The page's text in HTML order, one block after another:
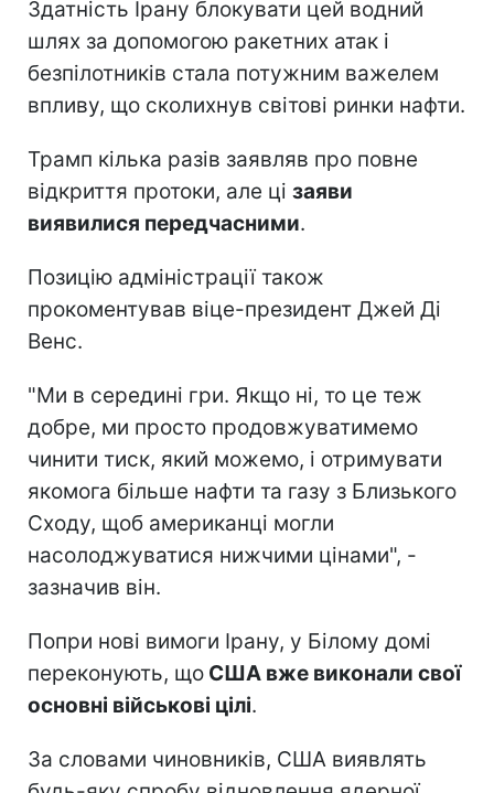
Здатність Ірану блокувати цей водний
шлях за допомогою ракетних атак і
безпілотників стала потужним важелем
впливу, що сколихнув світові ринки нафти.
Трамп кілька разів заявляв про повне
відкриття протоки, але ці заяви
виявилися передчасними.
Позицію адміністрації також
прокоментував віце-президент Джей Ді
Венс.
"Ми в середині гри. Якщо ні, то це теж
добре, ми просто продовжуватимемо
чинити тиск, який можемо, і отримувати
якомога більше нафти та газу з Близького
Сходу, щоб американці могли
насолоджуватися нижчими цінами", -
зазначив він.
Попри нові вимоги Ірану, у Білому домі
переконують, що США вже виконали свої
основні військові цілі.
За словами чиновників, США виявлять